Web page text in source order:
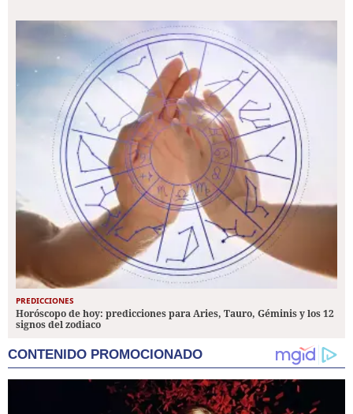
PREDICCIONES
Horóscopo de hoy: predicciones para Aries, Tauro, Géminis y los 12
signos del zodiaco
CONTENIDO PROMOCIONADO